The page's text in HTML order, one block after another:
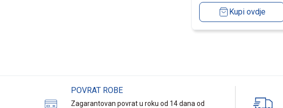
Kupi ovdje
POVRAT ROBE
Zagarantovan povrat u roku od 14 dana od